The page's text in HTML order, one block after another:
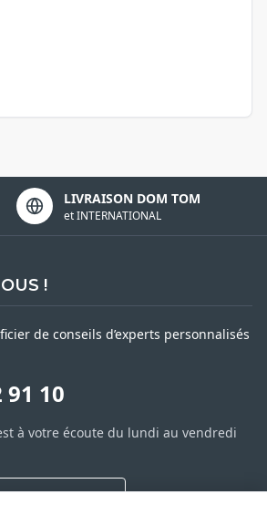
LIVRAISON DOM TOM
et INTERNATIONAL
!
de conseils d’experts personnalisés
91 10
à votre écoute du lundi au vendredi
PAR MESSAGE